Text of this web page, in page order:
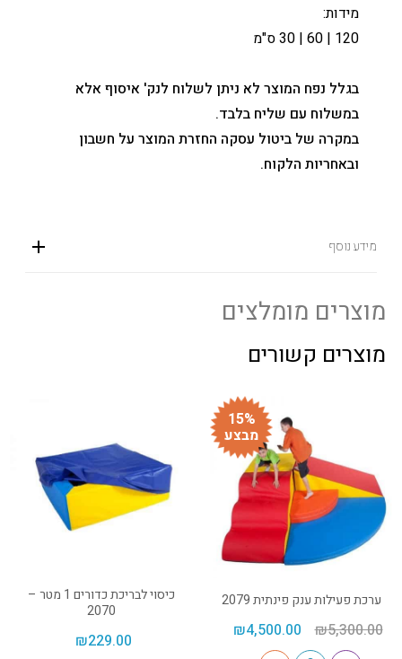
מידות:
120 | 60 | 30 ס"מ
בגלל נפח המוצר לא ניתן לשלוח לנק' איסוף אלא
במשלוח עם שליח בלבד.
במקרה של ביטול עסקה החזרת המוצר על חשבון
ובאחריות הלקוח.
מידע נוסף
מוצרים מומלצים
מוצרים קשורים
15%
מבצע
ערכת פעילות ענק פינתית 2079
₪5,300.00
₪4,500.00
כיסוי לבריכת כדורים 1 מטר –
2070
₪229.00